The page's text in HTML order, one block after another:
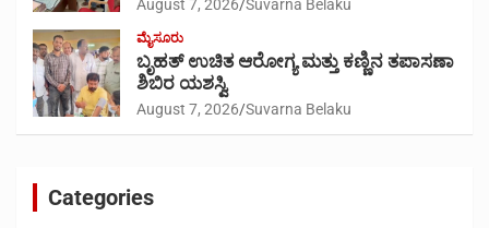
August 7, 2026 Suvarna Belaku
ಮೈಸೂರು
ಬೃಹತ್ ಉಚಿತ ಆರೋಗ್ಯ ಮತ್ತು ಕಣ್ಣಿನ ತಪಾಸಣಾ
ಶಿಬಿರ ಯಶಸ್ವಿ
August 7, 2026 Suvarna Belaku
Categories